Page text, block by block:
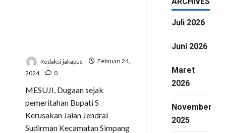
Redaksi jakapus
Februari 24,
2024
0
MESUJI, Dugaan sejak
pemeritahan Bupati S
Kerusakan Jalan Jendral
Sudirman Kecamatan Simpang
Juli 2026
Juni 2026
Maret
2026
November
2025